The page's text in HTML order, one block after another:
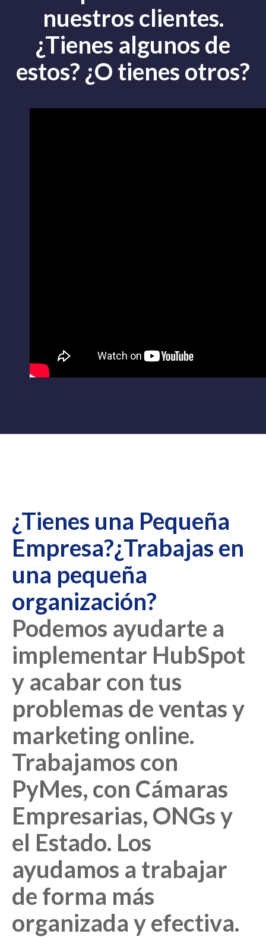
nuestros clientes.
¿Tienes algunos de
estos? ¿O tienes otros?
¿Tienes una Pequeña
Empresa?¿Trabajas en
una pequeña
organización?
Podemos ayudarte a
implementar HubSpot
y acabar con tus
problemas de ventas y
marketing online.
Trabajamos con
PyMes, con Cámaras
Empresarias, ONGs y
el Estado. Los
ayudamos a trabajar
de forma más
organizada y efectiva.